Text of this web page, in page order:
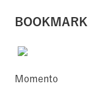
BOOKMARK
Momento